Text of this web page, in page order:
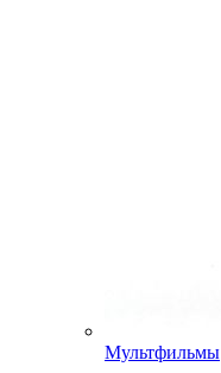
Мультфильмы